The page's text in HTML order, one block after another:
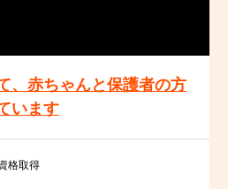
、赤ちゃんと保護者の方
います
格取得